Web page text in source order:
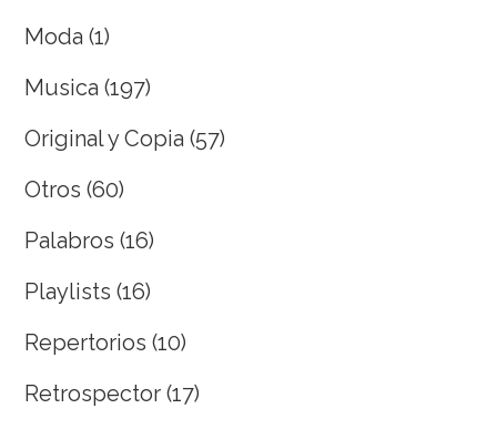
Moda (1)
Musica (197)
Original y Copia (57)
Otros (60)
Palabros (16)
Playlists (16)
Repertorios (10)
Retrospector (17)